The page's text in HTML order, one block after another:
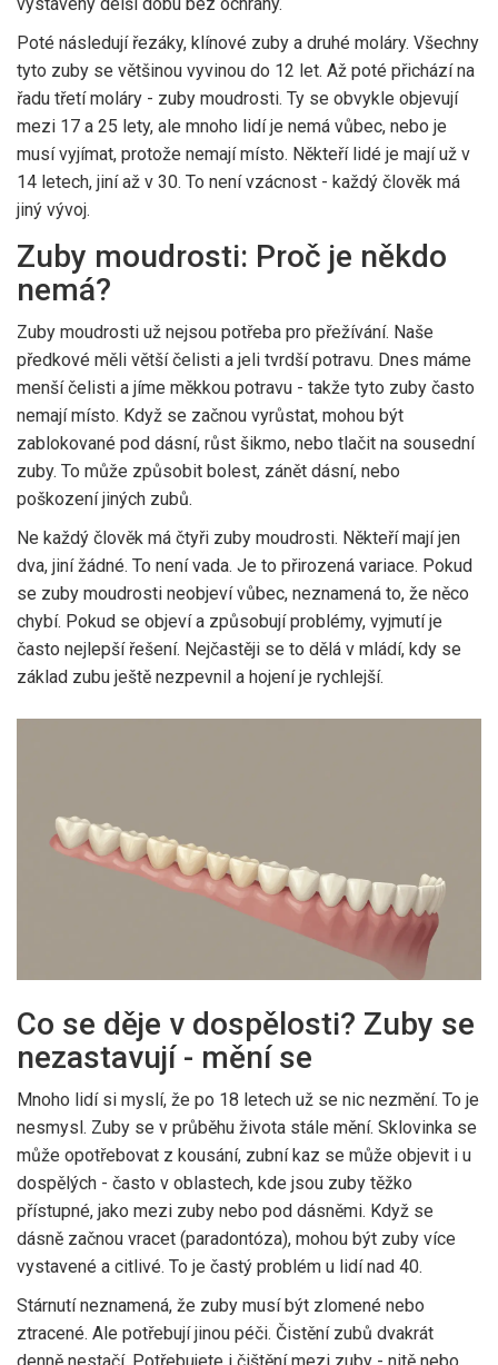
Poté následují řezáky, klínové zuby a druhé moláry. Všechny
tyto zuby se většinou vyvinou do 12 let. Až poté přichází na
řadu třetí moláry - zuby moudrosti. Ty se obvykle objevují
mezi 17 a 25 lety, ale mnoho lidí je nemá vůbec, nebo je
musí vyjímat, protože nemají místo. Někteří lidé je mají už v
14 letech, jiní až v 30. To není vzácnost - každý člověk má
jiný vývoj.
Zuby moudrosti: Proč je někdo
nemá?
Zuby moudrosti už nejsou potřeba pro přežívání. Naše
předkové měli větší čelisti a jeli tvrdší potravu. Dnes máme
menší čelisti a jíme měkkou potravu - takže tyto zuby často
nemají místo. Když se začnou vyrůstat, mohou být
zablokované pod dásní, růst šikmo, nebo tlačit na sousední
zuby. To může způsobit bolest, zánět dásní, nebo
poškození jiných zubů.
Ne každý člověk má čtyři zuby moudrosti. Někteří mají jen
dva, jiní žádné. To není vada. Je to přirozená variace. Pokud
se zuby moudrosti neobjeví vůbec, neznamená to, že něco
chybí. Pokud se objeví a způsobují problémy, vyjmutí je
často nejlepší řešení. Nejčastěji se to dělá v mládí, kdy se
základ zubu ještě nezpevnil a hojení je rychlejší.
Co se děje v dospělosti? Zuby se
nezastavují - mění se
Mnoho lidí si myslí, že po 18 letech už se nic nezmění. To je
nesmysl. Zuby se v průběhu života stále mění. Sklovinka se
může opotřebovat z kousání, zubní kaz se může objevit i u
dospělých - často v oblastech, kde jsou zuby těžko
přístupné, jako mezi zuby nebo pod dásněmi. Když se
dásně začnou vracet (paradontóza), mohou být zuby více
vystavené a citlivé. To je častý problém u lidí nad 40.
Stárnutí neznamená, že zuby musí být zlomené nebo
ztracené. Ale potřebují jinou péči. Čistění zubů dvakrát